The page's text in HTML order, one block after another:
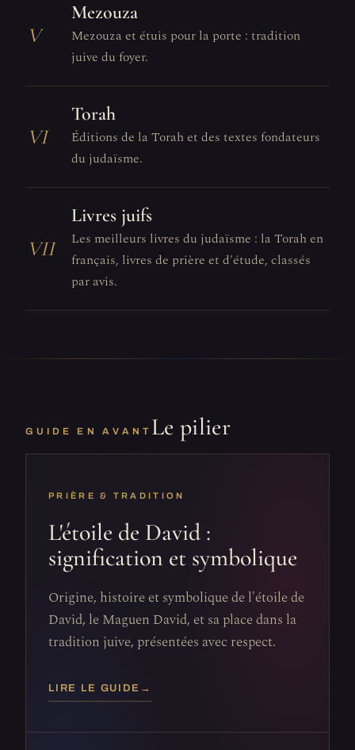
V
Mezouza
Mezouza et étuis pour la porte : tradition
juive du foyer.
VI
Torah
Éditions de la Torah et des textes fondateurs
du judaïsme.
VII
Livres juifs
Les meilleurs livres du judaïsme : la Torah en
français, livres de prière et d'étude, classés
par avis.
GUIDE EN AVANT Le pilier
PRIÈRE & TRADITION
L'étoile de David :
signification et symbolique
Origine, histoire et symbolique de l'étoile de
David, le Maguen David, et sa place dans la
tradition juive, présentées avec respect.
LIRE LE GUIDE →